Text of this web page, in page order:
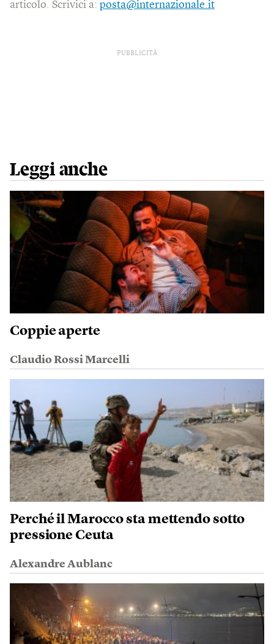
articolo. Scrivici a: posta@internazionale.it
PUBBLICITÀ
Leggi anche
Coppie aperte
Claudio Rossi Marcelli
Perché il Marocco sta mettendo sotto
pressione Ceuta
Alexandre Aublanc